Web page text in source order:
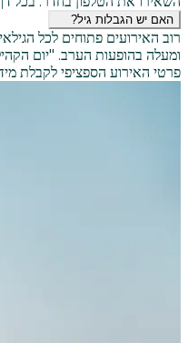
האם יש הגבלות גיל?
ומעלה בהופעות הערב. "יום
פרטי האירוע הספציפי לקבלת